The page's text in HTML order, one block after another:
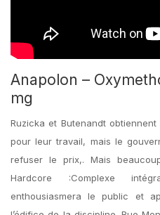
Anapolon –
mg
Ruzicka et Butenandt
pour leur travail, mais le
refuser le prix,. Mais
Hardcore :Complexe
enthousiasmera le public et